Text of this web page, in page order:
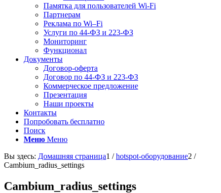
Памятка для пользователей Wi-Fi
Партнерам
Реклама по Wi–Fi
Услуги по 44-ФЗ и 223-ФЗ
Мониторинг
Функционал
Документы
Договор-оферта
Договор по 44-ФЗ и 223-ФЗ
Коммерческое предложение
Презентация
Наши проекты
Контакты
Попробовать бесплатно
Поиск
Меню Меню
Вы здесь: Домашняя страница1 / hotspot-оборудование2 /
Cambium_radius_settings
Cambium_radius_settings